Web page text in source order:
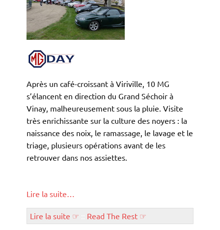
Après un café-croissant à Viriville, 10 MG
s’élancent en direction du Grand Séchoir à
Vinay, malheureusement sous la pluie. Visite
très enrichissante sur la culture des noyers : la
naissance des noix, le ramassage, le lavage et le
triage, plusieurs opérations avant de les
retrouver dans nos assiettes.
Lire la suite…
Lire la suite ☞ Read The Rest ☞